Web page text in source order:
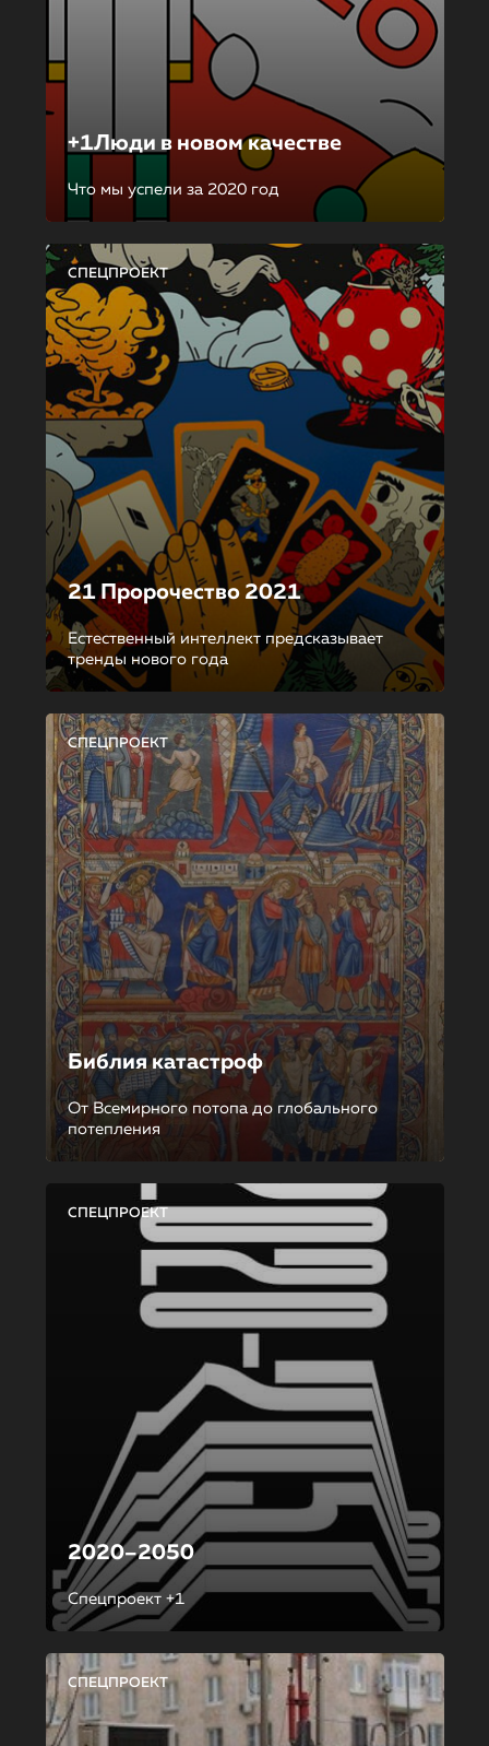
+1Люди в новом качестве
Что мы успели за 2020 год
СПЕЦПРОЕКТ
21 Пророчество 2021
Естественный интеллект предсказывает
тренды нового года
СПЕЦПРОЕКТ
Библия катастроф
От Всемирного потопа до глобального
потепления
СПЕЦПРОЕКТ
2020–2050
Спецпроект +1
СПЕЦПРОЕКТ